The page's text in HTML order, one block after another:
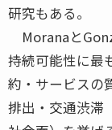
研究もある。
Moranaと
持続可能性に最
約・サービスの
排出・交通渋滞